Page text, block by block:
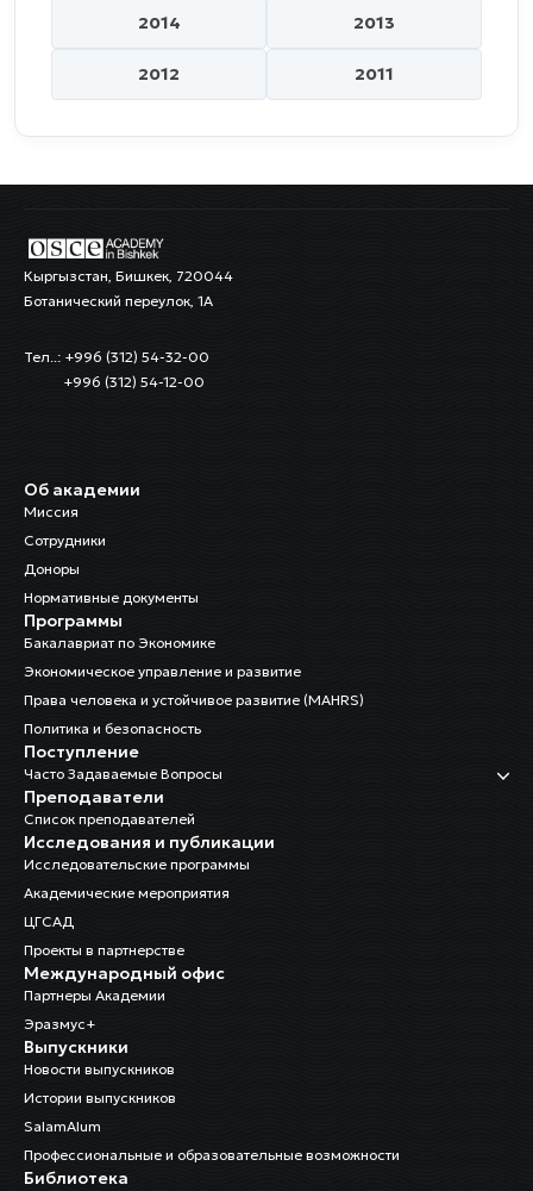
2014 2013
2012 2011
Кыргызстан, Бишкек, 720044
Ботанический переулок, 1А
Тел..: +996 (312) 54-32-00
+996 (312) 54-12-00
Об академии
Миссия
Сотрудники
Доноры
Нормативные документы
Программы
Бакалавриат по Экономике
Экономическое управление и развитие
Права человека и устойчивое развитие (MAHRS)
Политика и безопасность
Поступление
Часто Задаваемые Вопросы
Преподаватели
Список преподавателей
Исследования и публикации
Исследовательские программы
Академические мероприятия
ЦГСАД
Проекты в партнерстве
Международный офис
Партнеры Академии
Эразмус+
Выпускники
Новости выпускников
Истории выпускников
SalamAlum
Профессиональные и образовательные возможности
Библиотека